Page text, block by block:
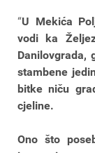
“U Mekića
vodi ka
stambene
bitke niču
cjeline.
Ono što